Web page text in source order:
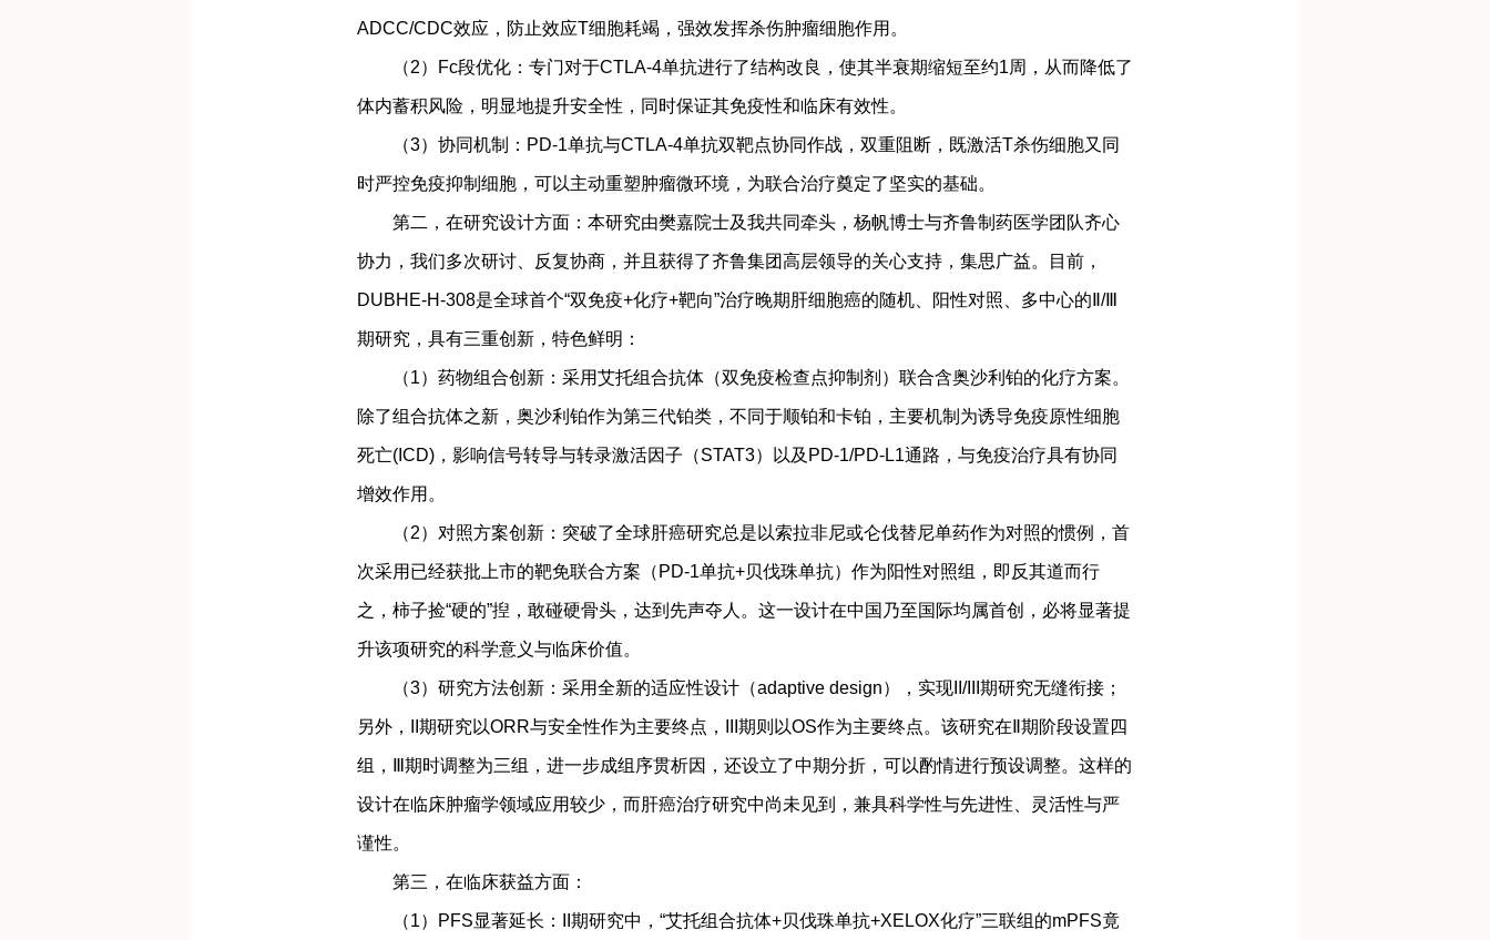
ADCC/CDC效应，防止效应T细胞耗竭，强效发挥杀伤肿瘤细胞作用。
（2）Fc段优化：专门对于CTLA-4单抗进行了结构改良，使其半衰期缩短至约1周，从而降低了
体内蓄积风险，明显地提升安全性，同时保证其免疫性和临床有效性。
（3）协同机制：PD-1单抗与CTLA-4单抗双靶点协同作战，双重阻断，既激活T杀伤细胞又同
时严控免疫抑制细胞，可以主动重塑肿瘤微环境，为联合治疗奠定了坚实的基础。
第二，在研究设计方面：本研究由樊嘉院士及我共同牵头，杨帆博士与齐鲁制药医学团队齐心
协力，我们多次研讨、反复协商，并且获得了齐鲁集团高层领导的关心支持，集思广益。目前，
DUBHE-H-308是全球首个“双免疫+化疗+靶向”治疗晚期肝细胞癌的随机、阳性对照、多中心的Ⅱ/Ⅲ
期研究，具有三重创新，特色鲜明：
（1）药物组合创新：采用艾托组合抗体（双免疫检查点抑制剂）联合含奥沙利铂的化疗方案。
除了组合抗体之新，奥沙利铂作为第三代铂类，不同于顺铂和卡铂，主要机制为诱导免疫原性细胞
死亡(ICD)，影响信号转导与转录激活因子（STAT3）以及PD-1/PD-L1通路，与免疫治疗具有协同
增效作用。
（2）对照方案创新：突破了全球肝癌研究总是以索拉非尼或仑伐替尼单药作为对照的惯例，首
次采用已经获批上市的靶免联合方案（PD-1单抗+贝伐珠单抗）作为阳性对照组，即反其道而行
之，柿子捡“硬的”揑，敢碰硬骨头，达到先声夺人。这一设计在中国乃至国际均属首创，必将显著提
升该项研究的科学意义与临床价值。
（3）研究方法创新：采用全新的适应性设计（adaptive design），实现II/III期研究无缝衔接；
另外，II期研究以ORR与安全性作为主要终点，III期则以OS作为主要终点。该研究在Ⅱ期阶段设置四
组，Ⅲ期时调整为三组，进一步成组序贯析因，还设立了中期分折，可以酌情进行预设调整。这样的
设计在临床肿瘤学领域应用较少，而肝癌治疗研究中尚未见到，兼具科学性与先进性、灵活性与严
谨性。
第三，在临床获益方面：
（1）PFS显著延长：II期研究中，“艾托组合抗体+贝伐珠单抗+XELOX化疗”三联组的mPFS竟